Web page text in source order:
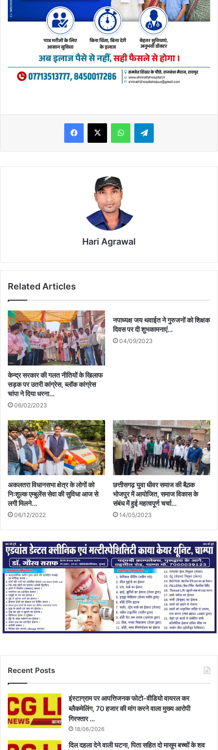
WhatsAppTelegram
Hari Agrawal
Related Articles
केन्द्र सरकार की गलत नीतियों के खिलाफ
सड़क पर उतरी कांग्रेस, ब्लॉक कांग्रेस
चांपा ने दिया धरना…
06/02/2023
नपाध्यक्ष जय थवाईत ने गुरुजनों को शिक्षक
दिवस पर दी शुभकामनाएं…
04/09/2023
अकलतरा विधानसभा क्षेत्र के लोगों को
निःशुल्क एम्बुलेंस सेवा की सुविधा आज से
लगी मिलने…
06/12/2022
छत्तीसगढ़ युवा धीवर समाज की बैठ़क
भोजपुर में आयोजित, समाज विकास के
संबंध में हुई महत्वपूर्ण चर्चा…
14/05/2023
Recent Posts
इंस्टाग्राम पर आपत्तिजनक फोटो-वीडियो वायरल कर
ब्लैकमेलिंग, 70 हजार की मांग करने वाला मुख्य आरोपी
गिरफ्तार …
18/06/2026
दिल दहला देने वाली घटना, पिता सहित दो मासूम बच्चों के शव